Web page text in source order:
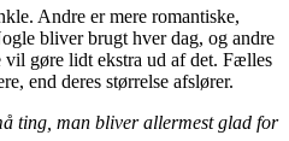
Andre er mere romantiske,
bliver brugt hver dag, og andre
vil gøre lidt ekstra ud af det. Fælles
end deres størrelse afslører.
ting, man bliver allermest glad for